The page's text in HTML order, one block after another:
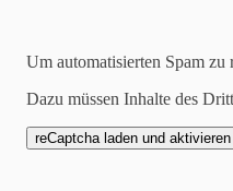
Claudia
Um automatisierten Spam zu
Dazu müssen Inhalte des